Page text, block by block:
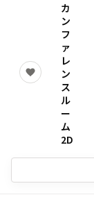
カ
ン
フ
ァ
レ
ン
ス
ル
ー
ム
2D